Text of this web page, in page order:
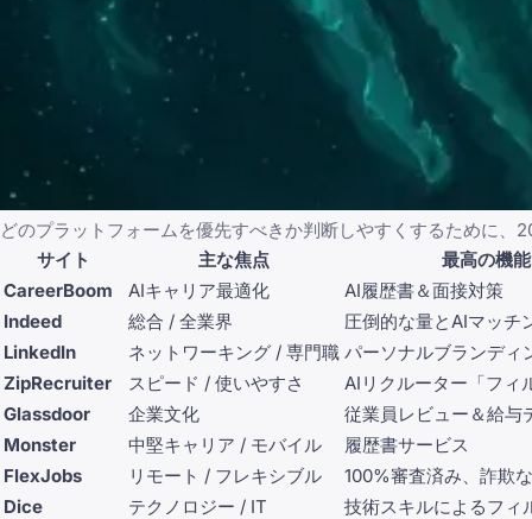
どのプラットフォームを優先すべきか判断しやすくするために
サイト
主な焦点
最高の機能
CareerBoom
AIキャリア最適化
AI履歴書＆面接対策
Indeed
総合 / 全業界
圧倒的な量とAIマッチ
LinkedIn
ネットワーキング / 専門職 パーソナルブランディ
ZipRecruiter
スピード / 使いやすさ
AIリクルーター「フィ
Glassdoor
企業文化
従業員レビュー＆給与
Monster
中堅キャリア / モバイル
履歴書サービス
FlexJobs
リモート / フレキシブル
100%審査済み、詐欺
Dice
テクノロジー / IT
技術スキルによるフィ